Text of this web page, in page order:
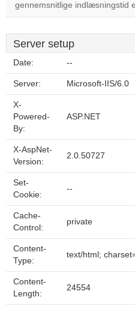
gennemsnitlige indlæsningstid
Server setup
Date: --
Server: Microsoft-IIS/6.0
X-
Powered-
By:
ASP.NET
X-AspNet-
Version:
2.0.50727
Set-
Cookie:
--
Cache-
Control:
private
Content-
Type:
text/html;
Content-
Length:
24554